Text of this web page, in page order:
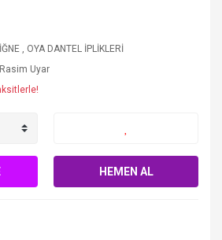
İĞNE , OYA DANTEL İPLİKLERİ
Rasim Uyar
HEMEN AL